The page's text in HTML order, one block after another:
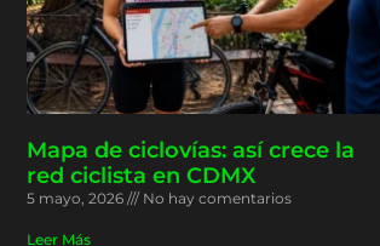
Mapa de ciclovías: así crece la
red ciclista en CDMX
5 mayo, 2026 No hay comentarios
Leer Más